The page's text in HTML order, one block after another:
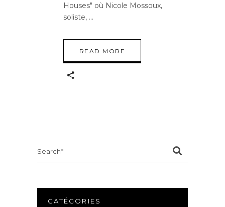
Houses" où Nicole Mossoux,
soliste,
READ MORE
CATÉGORIES